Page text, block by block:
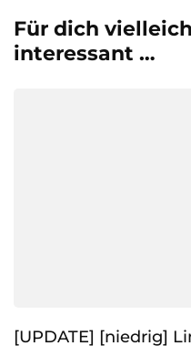
Für dich
interessant …
[UPDATE] [niedrig]